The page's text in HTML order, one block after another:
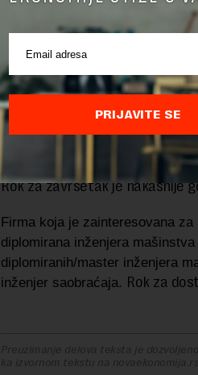
Za promociju javnog prevoza
Odabrana firma će ovu uslugu
obuhvata analizu već
zadatkom (ako postoje),
odgovarajućeg načina
uređaja neophodnih za
Rok za završetak je nakasnije
Firma koja je zainteresovana
diplomirana inženjera
diplomiranih/master inženjera
inženjer saobraćaja. Rok za
Preuzimanje delova teksta je
ka izvornom tekstu na novaekonomija.rs
PRIJAVITE SE